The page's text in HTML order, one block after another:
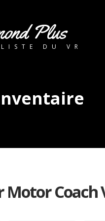
Plus
DU VR
Motor Coach